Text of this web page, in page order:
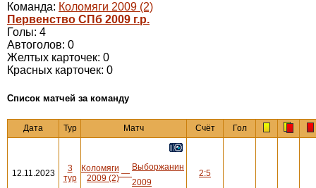
Команда: Коломяги 2009 (2)
Первенство СПб 2009 г.р.
Голы: 4
Автоголов: 0
Желтых карточек: 0
Красных карточек: 0
Cписок матчей за команду
Дата Тур Матч Счёт Гол
12.11.2023
3
тур
Коломяги
2009 (2) —
Выборжанин
2009
2:5